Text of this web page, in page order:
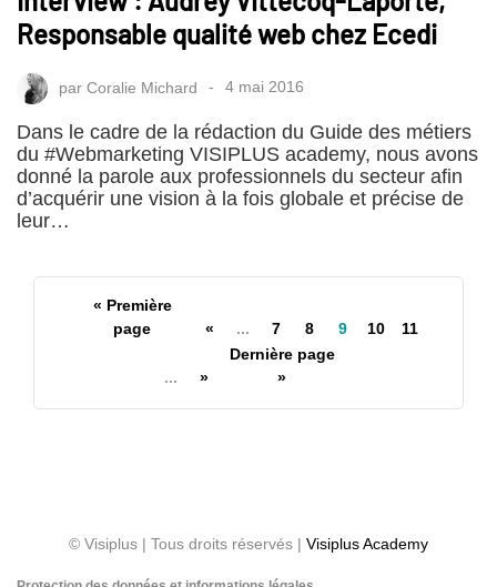
Responsable qualité web chez Ecedi
par Coralie Michard 4 mai 2016
Dans le cadre de la rédaction du Guide des métiers
du #Webmarketing VISIPLUS academy, nous avons
donné la parole aux professionnels du secteur afin
d’acquérir une vision à la fois globale et précise de
leur…
« Première
page
« ... 7 8 9 10 11
... »
Dernière page
»
© Visiplus | Tous droits réservés | Visiplus Academy